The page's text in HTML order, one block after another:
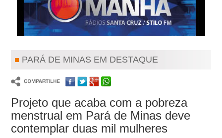
PARÁ DE MINAS EM DESTAQUE
Projeto que acaba com a pobreza
menstrual em Pará de Minas deve
contemplar duas mil mulheres